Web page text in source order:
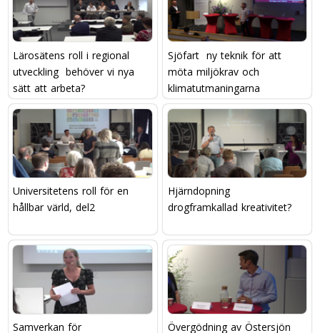
Lärosätens roll i regional
utveckling  behöver vi nya
sätt att arbeta?
Sjöfart  ny teknik för att
möta miljökrav och
klimatutmaningarna
Universitetens roll för en
hållbar värld, del2
Hjärndopning 
drogframkallad kreativitet?
Samverkan för Övergödning av Östersjön 